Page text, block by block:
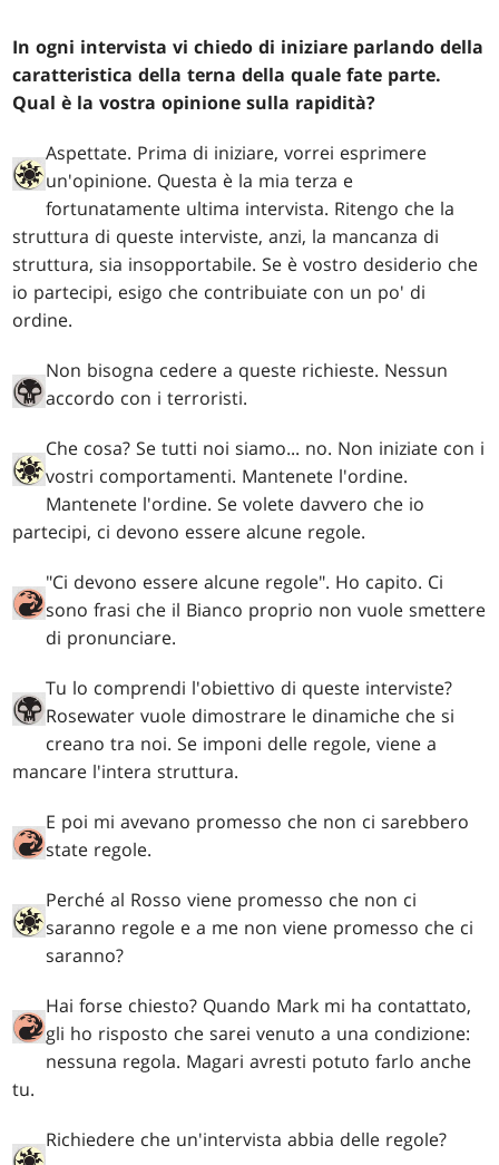
In ogni intervista vi chiedo di iniziare parlando della
caratteristica della terna della quale fate parte.
Qual è la vostra opinione sulla rapidità?
Aspettate. Prima di iniziare, vorrei esprimere
un'opinione. Questa è la mia terza e
fortunatamente ultima intervista. Ritengo che la
struttura di queste interviste, anzi, la mancanza di
struttura, sia insopportabile. Se è vostro desiderio che
io partecipi, esigo che contribuiate con un po' di
ordine.
Non bisogna cedere a queste richieste. Nessun
accordo con i terroristi.
Che cosa? Se tutti noi siamo... no. Non iniziate con i
vostri comportamenti. Mantenete l'ordine.
Mantenete l'ordine. Se volete davvero che io
partecipi, ci devono essere alcune regole.
"Ci devono essere alcune regole". Ho capito. Ci
sono frasi che il Bianco proprio non vuole smettere
di pronunciare.
Tu lo comprendi l'obiettivo di queste interviste?
Rosewater vuole dimostrare le dinamiche che si
creano tra noi. Se imponi delle regole, viene a
mancare l'intera struttura.
E poi mi avevano promesso che non ci sarebbero
state regole.
Perché al Rosso viene promesso che non ci
saranno regole e a me non viene promesso che ci
saranno?
Hai forse chiesto? Quando Mark mi ha contattato,
gli ho risposto che sarei venuto a una condizione:
nessuna regola. Magari avresti potuto farlo anche
tu.
Richiedere che un'intervista abbia delle regole?